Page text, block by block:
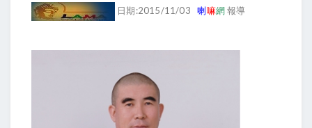
日期:2015/11/03喇嘛網報導